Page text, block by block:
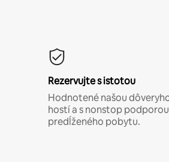
Rezervujte s istotou
Hodnotené našou
hostí a s nonstop
predĺženého pobytu.